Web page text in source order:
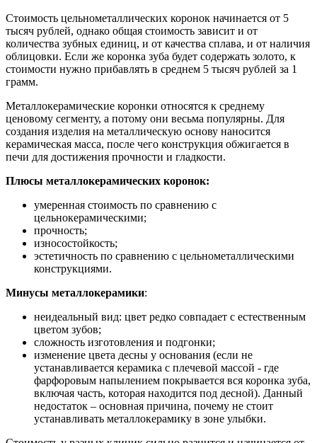
Стоимость цельнометаллических коронок начинается от 5
тысяч рублей, однако общая стоимость зависит и от
количества зубных единиц, и от качества сплава, и от наличия
облицовки. Если же коронка зуба будет содержать золото, к
стоимости нужно прибавлять в среднем 5 тысяч рублей за 1
грамм.
Металлокерамические коронки относятся к среднему
ценовому сегменту, а потому они весьма популярны. Для
создания изделия на металлическую основу наносится
керамическая масса, после чего конструкция обжигается в
печи для достижения прочности и гладкости.
Плюсы металлокерамических коронок:
умеренная стоимость по сравнению с
цельнокерамическими;
прочность;
износостойкость;
эстетичность по сравнению с цельнометаллическими
конструкциями.
Минусы металлокерамики:
неидеальный вид: цвет редко совпадает с естественным
цветом зубов;
сложность изготовления и подгонки;
изменение цвета десны у основания (если не
устанавливается керамика с плечевой массой - где
фарфоровым напылением покрывается вся коронка зуба,
включая часть, которая находится под десной). Данный
недостаток – основная причина, почему не стоит
устанавливать металлокерамику в зоне улыбки.